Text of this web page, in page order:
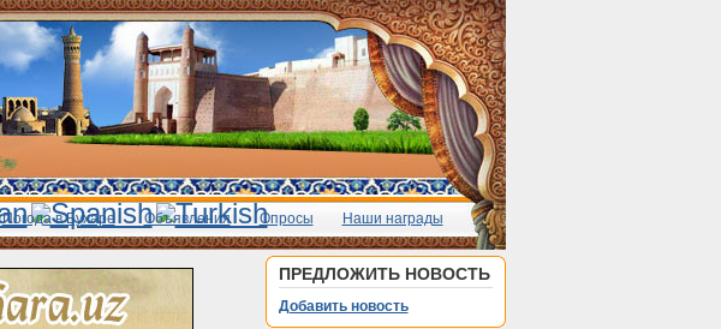
Погода в Бухаре Объявления Опросы Наши награды
ПРЕДЛОЖИТЬ НОВОСТЬ
Добавить новость